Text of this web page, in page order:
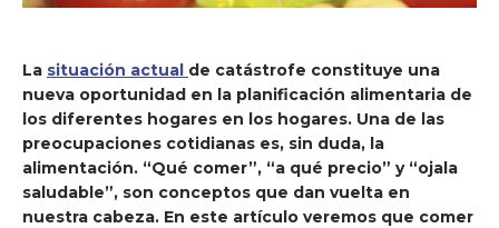
La situación actual de catástrofe constituye una
nueva oportunidad en la planificación alimentaria de
los diferentes hogares en los hogares. Una de las
preocupaciones cotidianas es, sin duda, la
alimentación. “Qué comer”, “a qué precio” y “ojala
saludable”, son conceptos que dan vuelta en
nuestra cabeza. En este artículo veremos que comer